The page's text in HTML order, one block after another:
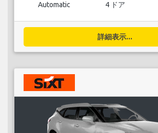
Automatic 4 ドア
詳細表示...